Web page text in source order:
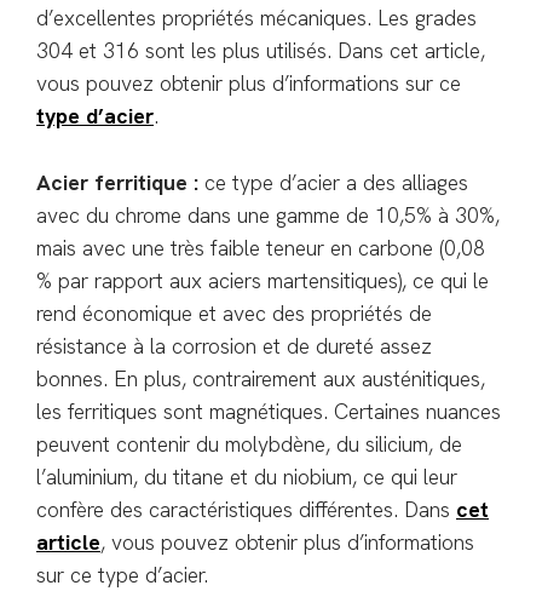
d’excellentes propriétés mécaniques. Les grades
304 et 316 sont les plus utilisés. Dans cet article,
vous pouvez obtenir plus d’informations sur ce
type d’acier.
Acier ferritique : ce type d’acier a des alliages
avec du chrome dans une gamme de 10,5% à 30%,
mais avec une très faible teneur en carbone (0,08
% par rapport aux aciers martensitiques), ce qui le
rend économique et avec des propriétés de
résistance à la corrosion et de dureté assez
bonnes. En plus, contrairement aux austénitiques,
les ferritiques sont magnétiques. Certaines nuances
peuvent contenir du molybdène, du silicium, de
l’aluminium, du titane et du niobium, ce qui leur
confère des caractéristiques différentes. Dans cet
article, vous pouvez obtenir plus d’informations
sur ce type d’acier.